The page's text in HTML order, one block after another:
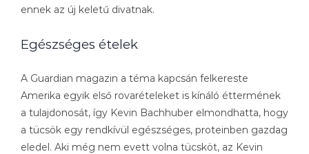
ennek az új keletű divatnak.
Egészséges ételek
A Guardian magazin a téma kapcsán felkereste
Amerika egyik első rovarételeket is kínáló éttermének
a tulajdonosát, így Kevin Bachhuber elmondhatta, hogy
a tücsök egy rendkívül egészséges, proteinben gazdag
eledel. Aki még nem evett volna tücsköt, az Kevin